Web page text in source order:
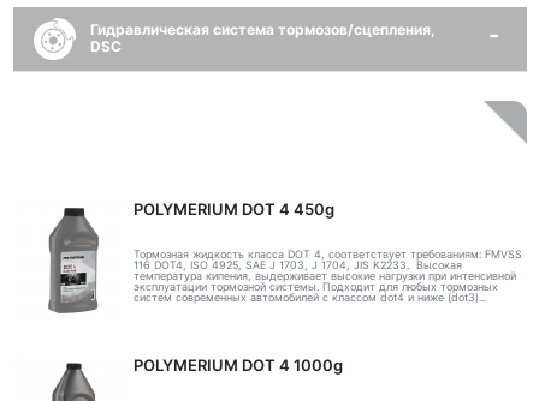
Гидравлическая система тормозов/сцепления,
DSC
POLYMERIUM DOT 4 450g
Тормозная жидкость класса DOT 4, соответствует требованиям: FMVSS
116 DOT4, ISO 4925, SAE J 1703, J 1704, JIS K2233. Высокая
температура кипения, выдерживает высокие нагрузки при интенсивной
эксплуатации тормозной системы. Подходит для любых тормозных
систем современных автомобилей с классом dot4 и ниже (dot3)...
POLYMERIUM DOT 4 1000g